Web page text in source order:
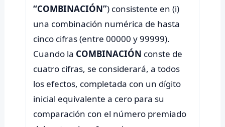
“COMBINACIÓN”) consistente en (i)
una combinación numérica de hasta
cinco cifras (entre 00000 y 99999).
Cuando la COMBINACIÓN conste de
cuatro cifras, se considerará, a todos
los efectos, completada con un dígito
inicial equivalente a cero para su
comparación con el número premiado